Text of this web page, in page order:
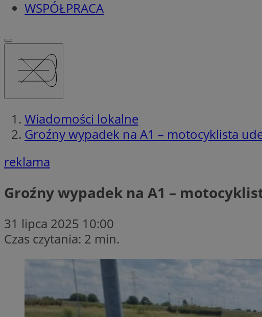
WSPÓŁPRACA
Wiadomości lokalne
Groźny wypadek na A1 – motocyklista
reklama
Groźny wypadek na A1 –
31 lipca 2025 10:00
Czas czytania: 2 min.